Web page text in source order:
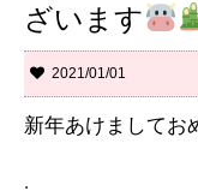
ざいます
2021/01/01
新年あけましてお
.